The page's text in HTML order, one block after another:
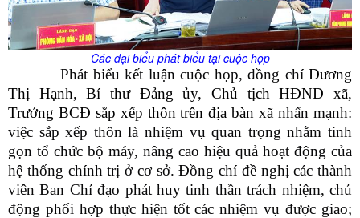
Các đại biểu phát biểu tại cuộc họp
Phát biểu kết luận cuộc họp, đồng chíDương
Thị Hạnh, Bí thư Đảng ủy, Chủ tịch HĐND xã,
Trưởng BCĐ sắp xếp thôn trên địa bàn xã nhấn mạnh:
việc sắp xếp thôn là nhiệm vụ quan trọng nhằm tinh
gọn tổ chức bộ máy, nâng cao hiệu quả hoạt động của
hệ thống chính trị ở cơ sở. Đồng chí đề nghị các thành
viên Ban Chỉ đạo phát huy tinh thần trách nhiệm, chủ
động phối hợp thực hiện tốt các nhiệm vụ được giao;